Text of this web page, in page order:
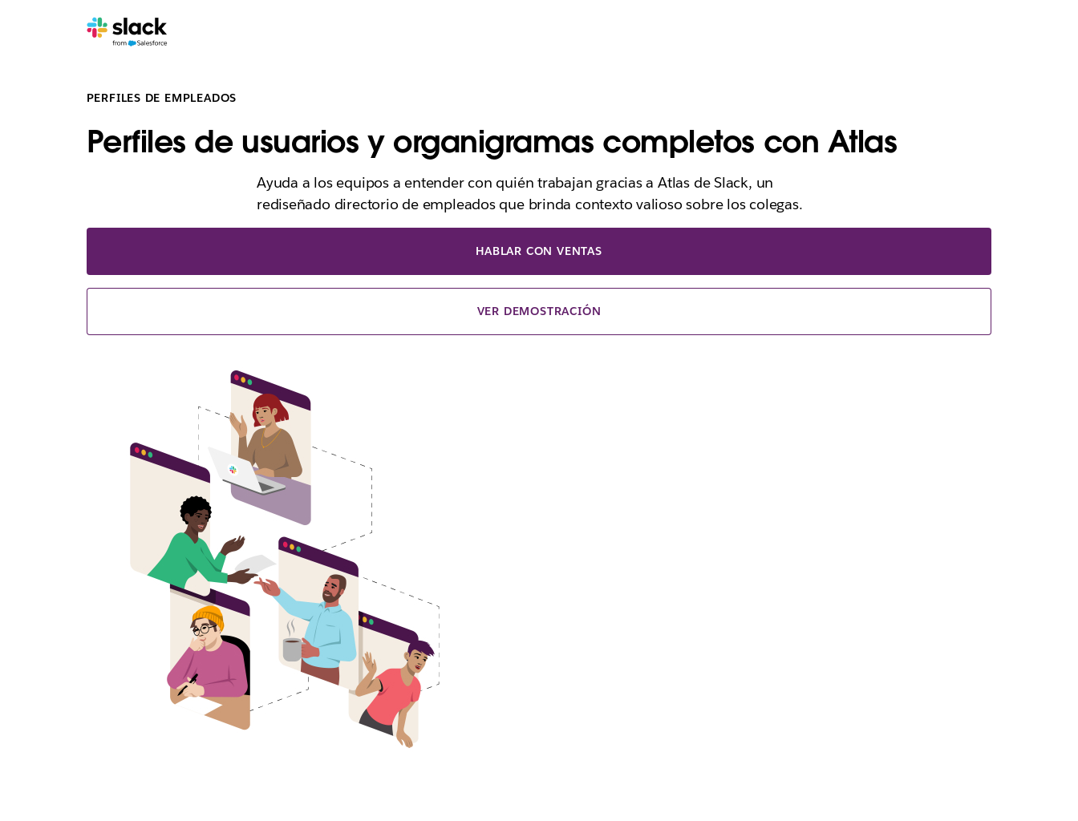
PERFILES DE EMPLEADOS
Perfiles de usuarios y organigramas completos con Atlas
Ayuda a los equipos a entender con quién trabajan gracias a Atlas de Slack, un
rediseñado directorio de empleados que brinda contexto valioso sobre los colegas.
HABLAR CON VENTAS
VER DEMOSTRACIÓN